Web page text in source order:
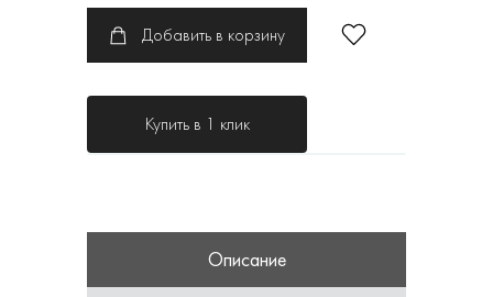
Добавить в корзину
Купить в 1 клик
Описание